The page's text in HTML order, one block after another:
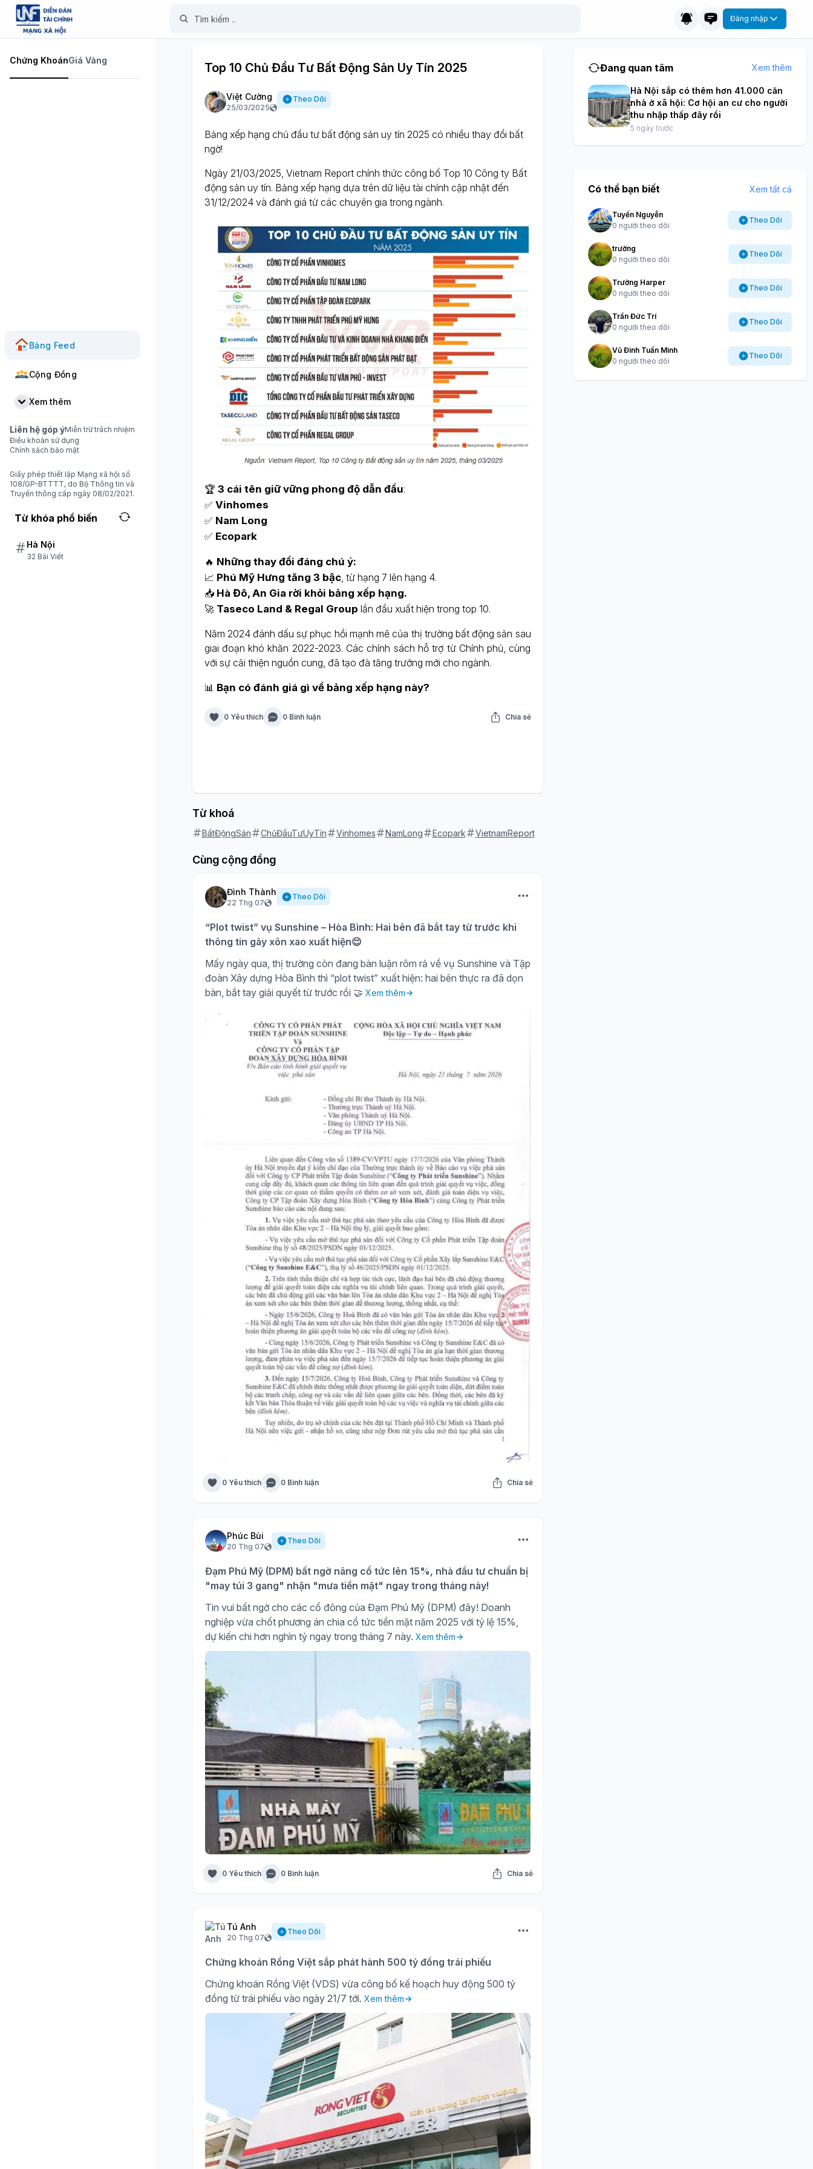
Đăng nhập
Chứng KhoánGiá Vàng
Bảng Feed
Cộng Đồng
Xem thêm
Liên hệ góp ýMiễn trừ trách nhiệm
Điều khoản sử dụng
Chính sách bảo mật
Giấy phép thiết lập Mạng xã hội số
108/GP-BTTTT, do Bộ Thông tin và
Truyền thông cấp ngày 08/02/2021.
Từ khóa phổ biến
Hà Nội
32 Bài Viết
Top 10 Chủ Đầu Tư Bất Động Sản Uy Tín 2025
Việt Cường
25/03/2025
Theo Dõi
Bảng xếp hạng chủ đầu tư bất động sản uy tín 2025 có nhiều thay đổi bất
ngờ!
Ngày 21/03/2025, Vietnam Report chính thức công bố Top 10 Công ty Bất
động sản uy tín. Bảng xếp hạng dựa trên dữ liệu tài chính cập nhật đến
31/12/2024 và đánh giá từ các chuyên gia trong ngành.
🏆 3 cái tên giữ vững phong độ dẫn đầu:
✅ Vinhomes
✅ Nam Long
✅ Ecopark
🔥 Những thay đổi đáng chú ý:
📈 Phú Mỹ Hưng tăng 3 bậc, từ hạng 7 lên hạng 4.
📥 Hà Đô, An Gia rời khỏi bảng xếp hạng.
🚀 Taseco Land & Regal Group lần đầu xuất hiện trong top 10.
Năm 2024 đánh dấu sự phục hồi mạnh mẽ của thị trường bất động sản sau
giai đoạn khó khăn 2022-2023. Các chính sách hỗ trợ từ Chính phủ, cùng
với sự cải thiện nguồn cung, đã tạo đà tăng trưởng mới cho ngành.
📊 Bạn có đánh giá gì về bảng xếp hạng này?
0 Yêu thích 0 Bình luận Chia sẻ
Từ khoá
BấtĐộngSản ChủĐầuTưUyTín Vinhomes NamLong Ecopark VietnamReport
Cùng cộng đồng
Đình Thành
22 Thg 07
Theo Dõi
“Plot twist” vụ Sunshine – Hòa Bình: Hai bên đã bắt tay từ trước khi
thông tin gây xôn xao xuất hiện😌
Mấy ngày qua, thị trường còn đang bàn luận rôm rả về vụ Sunshine và Tập
đoàn Xây dựng Hòa Bình thì “plot twist” xuất hiện: hai bên thực ra đã dọn
bàn, bắt tay giải quyết từ trước rồi 🤝 Xem thêm
0 Yêu thích 0 Bình luận Chia sẻ
Phúc Bùi
20 Thg 07
Theo Dõi
Đạm Phú Mỹ (DPM) bất ngờ nâng cổ tức lên 15%, nhà đầu tư chuẩn bị
"may túi 3 gang" nhận "mưa tiền mặt" ngay trong tháng này!
Tin vui bất ngờ cho các cổ đông của Đạm Phú Mỹ (DPM) đây! Doanh
nghiệp vừa chốt phương án chia cổ tức tiền mặt năm 2025 với tỷ lệ 15%,
dự kiến chi hơn nghìn tỷ ngay trong tháng 7 này. Xem thêm
0 Yêu thích 0 Bình luận Chia sẻ
Tú Anh
20 Thg 07
Theo Dõi
Chứng khoán Rồng Việt sắp phát hành 500 tỷ đồng trái phiếu
Chứng khoán Rồng Việt (VDS) vừa công bố kế hoạch huy động 500 tỷ
đồng từ trái phiếu vào ngày 21/7 tới. Xem thêm
Đang quan tâm Xem thêm
Hà Nội sắp có thêm hơn 41.000 căn
nhà ở xã hội: Cơ hội an cư cho người
thu nhập thấp đây rồi
5 ngày trước
Có thể bạn biết Xem tất cả
Tuyến Nguyễn
0 người theo dõi
Theo Dõi
trường
0 người theo dõi
Theo Dõi
Trường Harper
0 người theo dõi
Theo Dõi
Trần Đức Trí
0 người theo dõi
Theo Dõi
Vũ Đình Tuấn Minh
0 người theo dõi
Theo Dõi